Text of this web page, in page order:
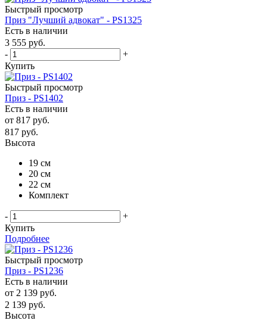
Быстрый просмотр
Приз "Лучший адвокат" - PS1325
Есть в наличии
3 555 руб.
-
+
Купить
Быстрый просмотр
Приз - PS1402
Есть в наличии
от 817 руб.
817 руб.
Высота
19 см
20 см
22 см
Комплект
-
+
Купить
Подробнее
Быстрый просмотр
Приз - PS1236
Есть в наличии
от 2 139 руб.
2 139 руб.
Высота